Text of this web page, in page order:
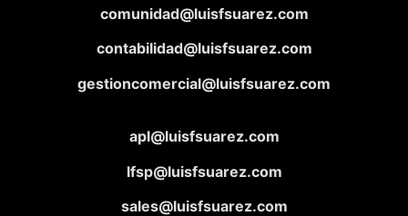
comunidad@luisfsuarez.com
contabilidad@luisfsuarez.com
gestioncomercial@luisfsuarez.com
apl@luisfsuarez.com
lfsp@luisfsuarez.com
sales@luisfsuarez.com